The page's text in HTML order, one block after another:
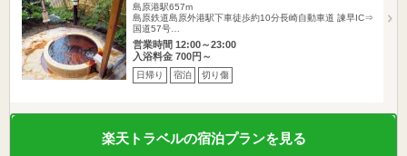
島原港駅657m
島原鉄道島原外港駅下車徒歩約10分長崎自動車道 諫早IC⇒
国道57号…
営業時間 12:00～23:00
入浴料金 700円～
日帰り 宿泊 切り傷
楽天トラベルの宿泊プランを見る